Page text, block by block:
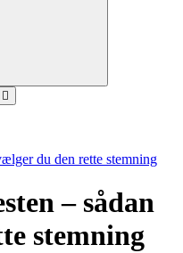
du den rette stemning
– sådan
stemning